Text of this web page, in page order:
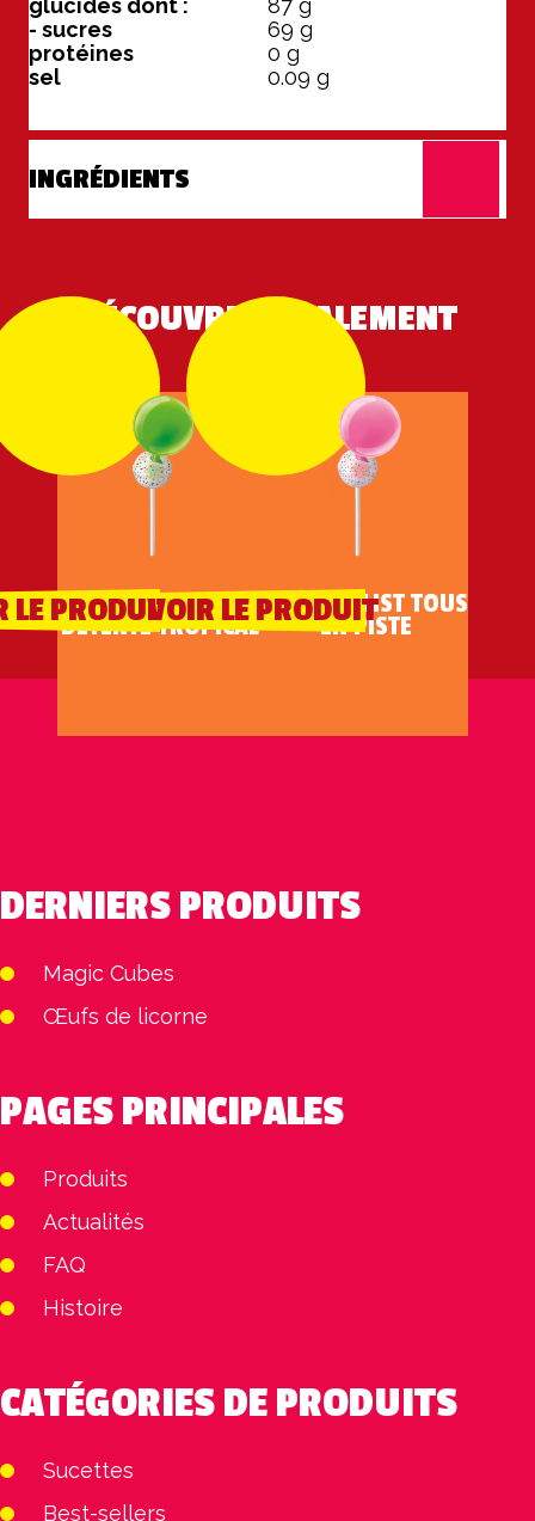
glucides dont :
87 g
- sucres
69 g
protéines
0 g
sel
0.09 g
INGRÉDIENTS
DÉCOUVREZ ÉGALEMENT
XXL PLAYLIST
DÉTENTE TROPICAL
LE PRODUIT XXL PLAYLIST TOUS
EN PISTE
VOIR LE PRODUIT
DERNIERS PRODUITS
Magic Cubes
Œufs de licorne
PAGES PRINCIPALES
Produits
Actualités
FAQ
Histoire
CATÉGORIES DE PRODUITS
Sucettes
Best-sellers